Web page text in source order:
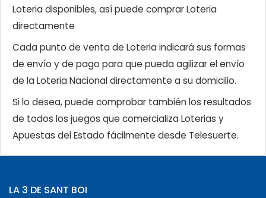
Loteria disponibles, así puede comprar Loteria
directamente
Cada punto de venta de Loteria indicará sus formas
de envío y de pago para que pueda agilizar el envío
de la Loteria Nacional directamente a su domicilio.
Si lo desea, puede comprobar también los resultados
de todos los juegos que comercializa Loterias y
Apuestas del Estado fácilmente desde Telesuerte.
LA 3 DE SANT BOI